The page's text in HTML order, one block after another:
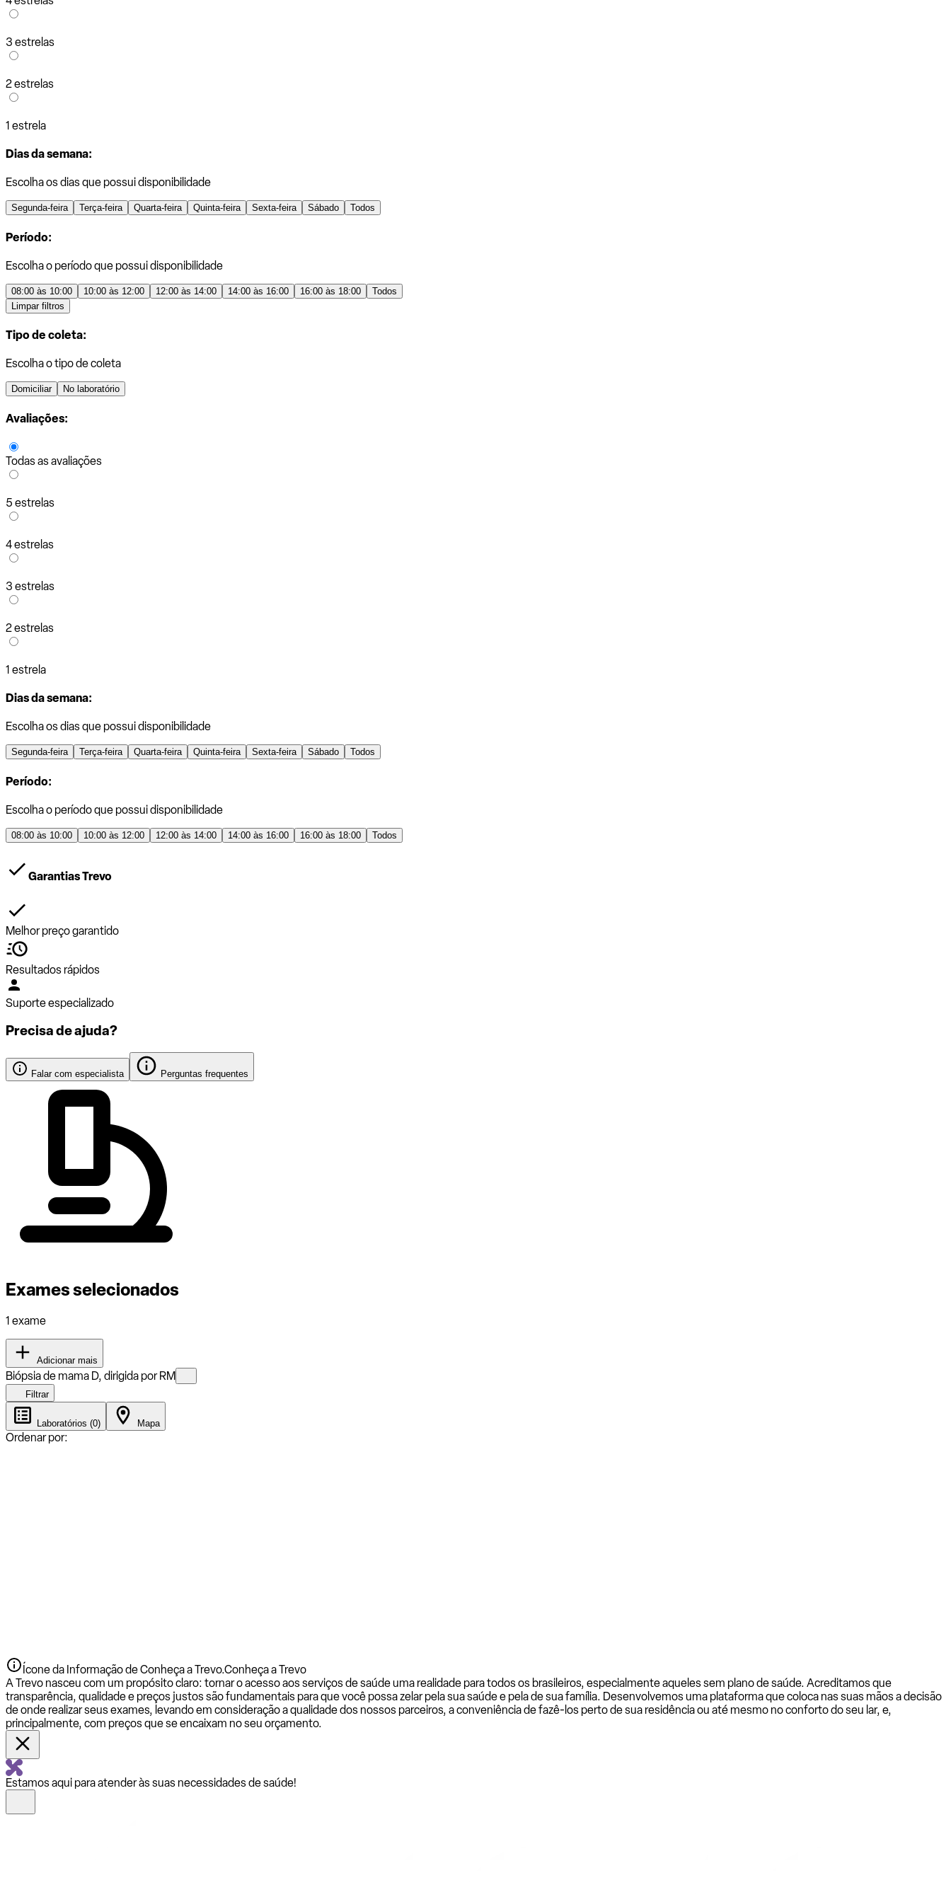
3 estrelas
2 estrelas
1 estrela
Dias da semana:
Escolha os dias que possui disponibilidade
Segunda-feira Terça-feira Quarta-feira Quinta-feira Sexta-feira Sábado Todos
Período:
Escolha o período que possui disponibilidade
08:00 às 10:00 10:00 às 12:00 12:00 às 14:00 14:00 às 16:00 16:00 às 18:00
Todos
Limpar filtros
Tipo de coleta:
Escolha o tipo de coleta
Domiciliar No laboratório
Avaliações:
Todas as avaliações
5 estrelas
4 estrelas
3 estrelas
2 estrelas
1 estrela
Dias da semana:
Escolha os dias que possui disponibilidade
Segunda-feira Terça-feira Quarta-feira Quinta-feira Sexta-feira Sábado Todos
Período:
Escolha o período que possui disponibilidade
08:00 às 10:00 10:00 às 12:00 12:00 às 14:00 14:00 às 16:00 16:00 às 18:00 Todos
Garantias Trevo
Melhor preço garantido
Resultados rápidos
Suporte especializado
Precisa de ajuda?
Falar com especialista Perguntas frequentes
Exames selecionados
1 exame
Adicionar mais
Biópsia de mama D, dirigida por RM
Filtrar
Laboratórios (0) Mapa
Ordenar por:
Ícone da Informação de Conheça a Trevo.Conheça a Trevo
A Trevo nasceu com um propósito claro: tornar o acesso aos serviços de saúde uma realidade para todos os brasileiros, especialmente aqueles sem plano de saúde. Acreditamos que
transparência, qualidade e preços justos são fundamentais para que você possa zelar pela sua saúde e pela de sua família. Desenvolvemos uma plataforma que coloca nas suas mãos a decisão
de onde realizar seus exames, levando em consideração a qualidade dos nossos parceiros, a conveniência de fazê-los perto de sua residência ou até mesmo no conforto do seu lar, e,
principalmente, com preços que se encaixam no seu orçamento.
Estamos aqui para atender às suas necessidades de saúde!